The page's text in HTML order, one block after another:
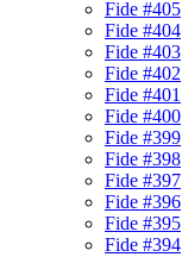
Fide #405
Fide #404
Fide #403
Fide #402
Fide #401
Fide #400
Fide #399
Fide #398
Fide #397
Fide #396
Fide #395
Fide #394